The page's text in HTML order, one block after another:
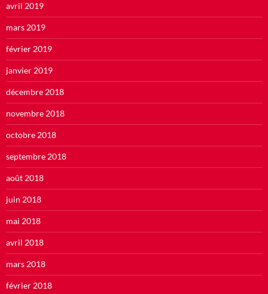
avril 2019
mars 2019
février 2019
janvier 2019
décembre 2018
novembre 2018
octobre 2018
septembre 2018
août 2018
juin 2018
mai 2018
avril 2018
mars 2018
février 2018